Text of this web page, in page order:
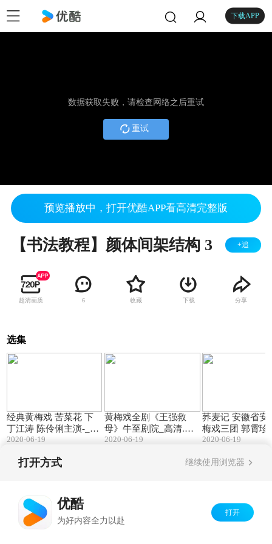
下载APP
数据获取失败，请检查网络之后重试
重试
预览播放中，打开优酷APP看高清完整版
【书法教程】颜体间架结构 3 +追
超清画质 6 收藏 下载 分享
选集
经典黄梅戏 苦菜花 下
丁江涛 陈伶俐主演-_标
清.mp4
2020-06-19
黄梅戏全剧《王强救
母》牛至剧院_高清.mp
4
2020-06-19
荞麦记 安徽省安
梅戏三团 郭霄珍
格 崔克勇 龙宝
2020-06-19
打开方式 继续使用浏览器
优酷
为好内容全力以赴
打开